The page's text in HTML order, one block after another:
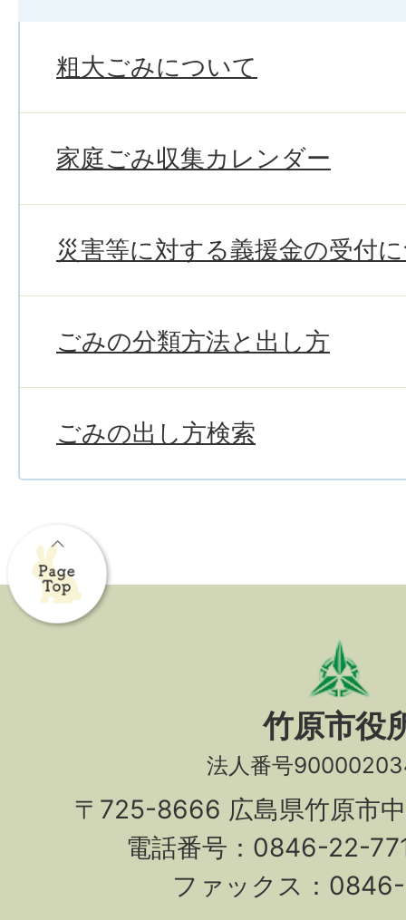
粗大ごみについて
家庭ごみ収集カレンダー
災害等に対する義援金の受付
ごみの分類方法と出し方
ごみの出し方検索
竹原市役
法人番号
〒725-8666 広島県竹原市
電話番号：0846-22-
ファックス：